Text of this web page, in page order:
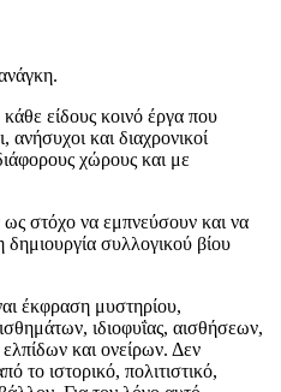
είδους κοινό έργα που
ανήσυχοι και διαχρονικοί
χώρους και με
στόχο να εμπνεύσουν και να
δημιουργία συλλογικού βίου
έκφραση μυστηρίου,
ιδιοφυΐας, αισθήσεων,
και ονείρων. Δεν
το ιστορικό, πολιτιστικό,